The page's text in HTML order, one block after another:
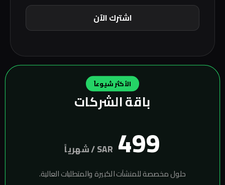
اشترك الآن
الأكثر شيوعاً
باقة الشركات
499 SAR / شهرياً
حلول مخصصة للمنشآت الكبيرة والمتطلبات العالية.